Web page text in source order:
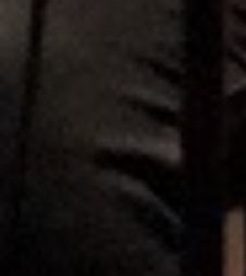
VERA 8 steht für
der 8.
standardisiertes
Erfassung von
Fächern Deutsch,